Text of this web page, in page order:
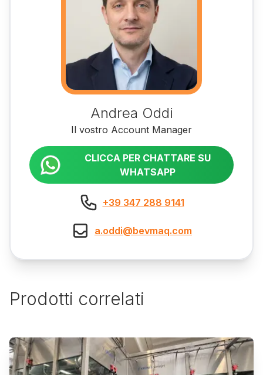
Andrea Oddi
Il vostro Account Manager
CLICCA PER CHATTARE SU
WHATSAPP
+39 347 288 9141
a.oddi@bevmaq.com
Prodotti correlati